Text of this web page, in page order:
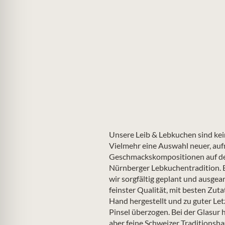
Unsere Leib & Lebkuchen sind
Vielmehr eine Auswahl neuer,
Geschmackskompositionen auf
Nürnberger Lebkuchentradition.
wir sorgfältig geplant und
feinster Qualität, mit besten
Hand hergestellt und zu guter
Pinsel überzogen. Bei der Glasur
aber feine Schweizer